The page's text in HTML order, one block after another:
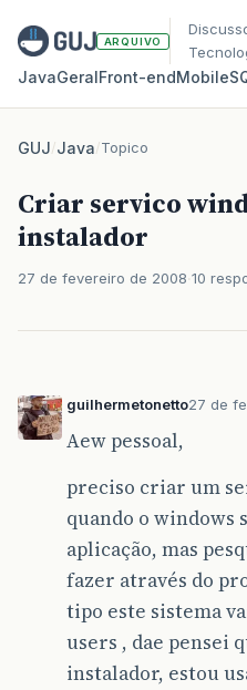
ARQUIVO
JavaGeralFront‑endMobile
GUJ/Java/Topico
Criar servico
instalador
27 de fevereiro de 2008 10
guilhermetonetto27 de
Aew pessoal,
preciso criar um
quando o windows
aplicação, mas
fazer através do
tipo este sistema
users , dae pensei
instalador, estou